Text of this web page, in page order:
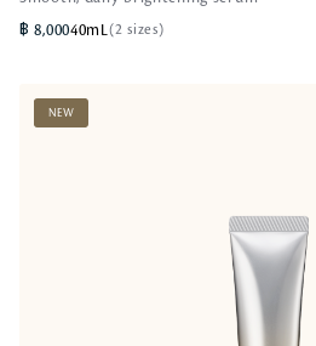
฿ 8,00040mL(2 sizes)
NEW
WRINKLE SMOOTHING SERUM